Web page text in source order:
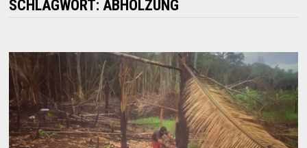
SCHLAGWORT: ABHOLZUNG